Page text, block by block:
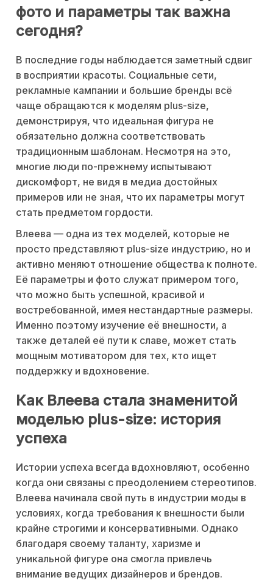
фото и параметры так важна
сегодня?
В последние годы наблюдается заметный сдвиг
в восприятии красоты. Социальные сети,
рекламные кампании и большие бренды всё
чаще обращаются к моделям plus-size,
демонстрируя, что идеальная фигура не
обязательно должна соответствовать
традиционным шаблонам. Несмотря на это,
многие люди по-прежнему испытывают
дискомфорт, не видя в медиа достойных
примеров или не зная, что их параметры могут
стать предметом гордости.
Влеева — одна из тех моделей, которые не
просто представляют plus-size индустрию, но и
активно меняют отношение общества к полноте.
Её параметры и фото служат примером того,
что можно быть успешной, красивой и
востребованной, имея нестандартные размеры.
Именно поэтому изучение её внешности, а
также деталей её пути к славе, может стать
мощным мотиватором для тех, кто ищет
поддержку и вдохновение.
Как Влеева стала знаменитой
моделью plus-size: история
успеха
Истории успеха всегда вдохновляют, особенно
когда они связаны с преодолением стереотипов.
Влеева начинала свой путь в индустрии моды в
условиях, когда требования к внешности были
крайне строгими и консервативными. Однако
благодаря своему таланту, харизме и
уникальной фигуре она смогла привлечь
внимание ведущих дизайнеров и брендов.